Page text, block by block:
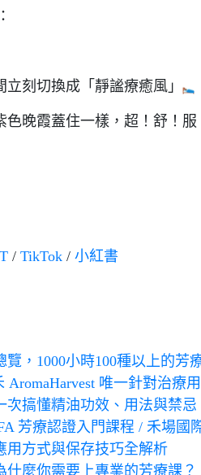
刻切換成「靜謐療癒風」
晚霞蓋住一樣，超！舒！服
/ TikTok / 小紅書
覽，1000小時100種以上的芳
AromaHarvest 唯一針對治療
次搞懂精油功效、用法與禁忌
芳療認證入門課程 / 禾場國
用方式與保存技巧全解析
什麼你需要上專業的芳療課？